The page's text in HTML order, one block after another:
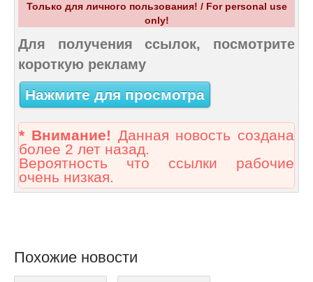
Только для личного пользования! / For personal use
only!
Для получения ссылок, посмотрите
короткую рекламу
Нажмите для просмотра
* Внимание! Данная новость создана
более 2 лет назад.
Вероятность что ссылки рабочие
очень низкая.
Похожие новости